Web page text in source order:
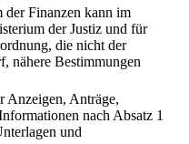
der Finanzen kann im
der Justiz und für
die nicht der
nähere Bestimmungen
Anzeigen, Anträge,
nach Absatz 1
und